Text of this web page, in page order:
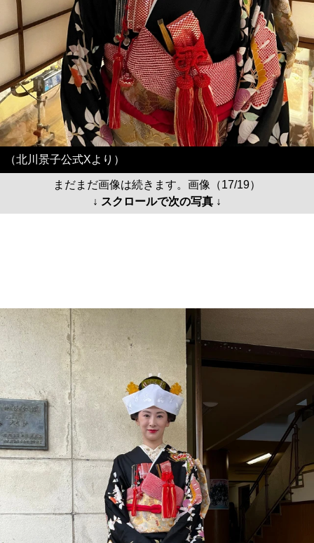
（北川景子公式Xより）
まだまだ画像は続きます。画像（17/19）
↓ スクロールで次の写真 ↓